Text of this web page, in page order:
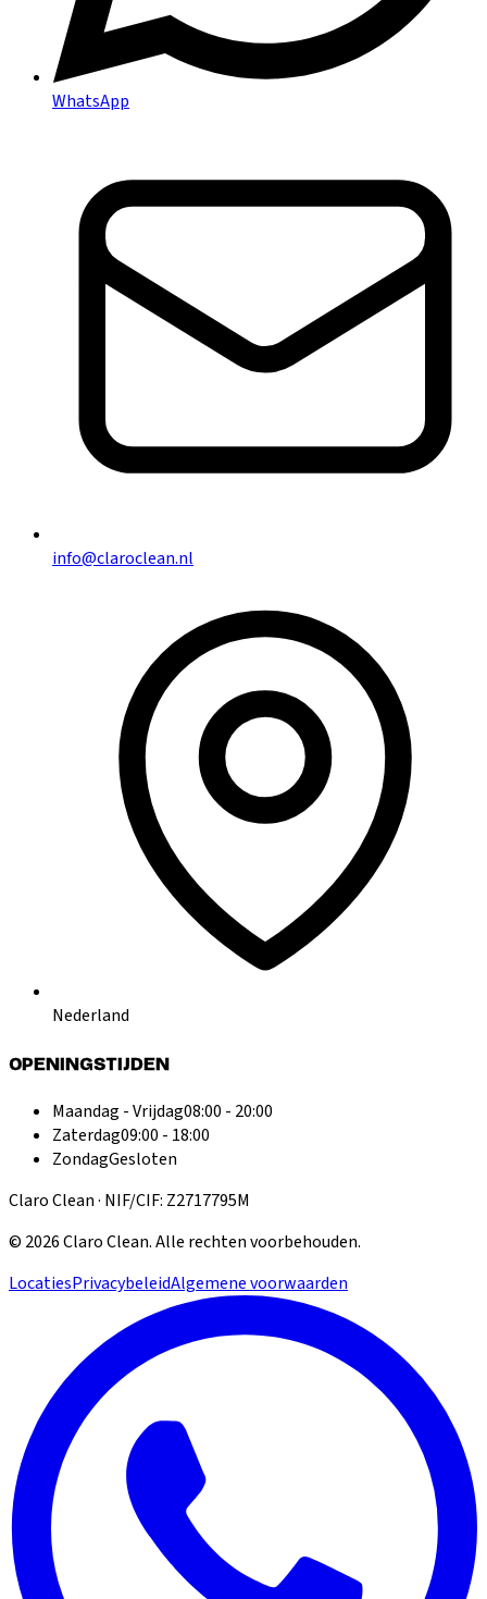
WhatsApp
info@claroclean.nl
Nederland
OPENINGSTIJDEN
Maandag - Vrijdag08:00 - 20:00
Zaterdag09:00 - 18:00
ZondagGesloten
Claro Clean · NIF/CIF: Z2717795M
© 2026Claro Clean.Alle rechten voorbehouden.
LocatiesPrivacybeleidAlgemene voorwaarden